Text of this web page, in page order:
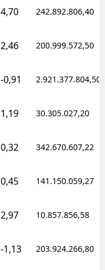
4,70 242.892.806,40
2,46 200.999.572,50
-0,91 2.921.377.804,50
1,19 30.305.027,20
0,32 342.670.607,22
0,45 141.150.059,27
2,97 10.857.856,58
-1,13 203.924.266,80